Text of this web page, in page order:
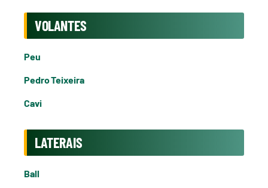
VOLANTES
Peu
Pedro Teixeira
Cavi
LATERAIS
Ball